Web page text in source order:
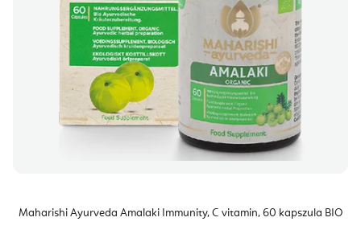
Maharishi Ayurveda Amalaki Immunity, C vitamin, 60 kapszula BIO